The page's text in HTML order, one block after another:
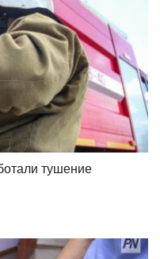
тушение